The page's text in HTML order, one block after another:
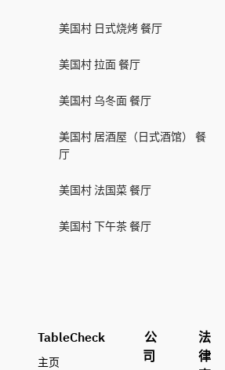
美国村 日式烧烤 餐厅
美国村 拉面 餐厅
美国村 乌冬面 餐厅
美国村 居酒屋（日式酒馆） 餐
厅
美国村 法国菜 餐厅
美国村 下午茶 餐厅
TableCheck
主页
公
司
法
律